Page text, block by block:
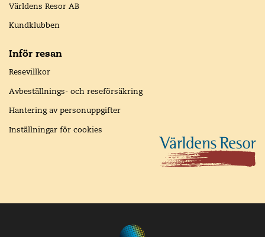
Världens Resor AB
Kundklubben
Inför resan
Resevillkor
Avbeställnings- och reseförsäkring
Hantering av personuppgifter
Inställningar för cookies